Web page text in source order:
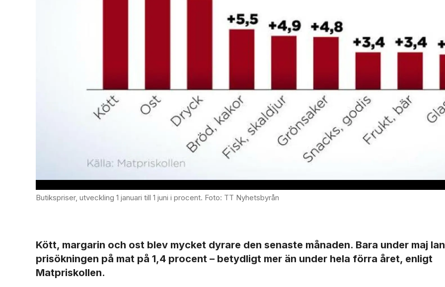
Butikspriser, utveckling 1 januari till 1 juni i procent. Foto: TT Nyhetsbyrån
Kött, margarin och ost blev mycket dyrare den senaste månaden. Bara under maj
prisökningen på mat på 1,4 procent – betydligt mer än under hela förra året, enligt
Matpriskollen.